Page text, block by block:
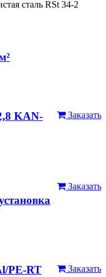
сталь RSt 34-2
Заказать
KAN-
Заказать
Заказать
PE-RT